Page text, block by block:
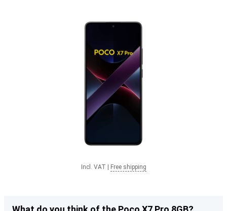
Incl. VAT Free shipping